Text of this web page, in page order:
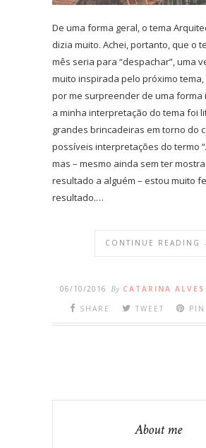
De uma forma geral, o tema
dizia muito. Achei, portanto, que o
mês seria para “despachar”, uma
muito inspirada pelo próximo tema,
por me surpreender de uma forma
a minha interpretação do tema foi
grandes brincadeiras em torno do
possíveis interpretações do termo
mas – mesmo ainda sem ter
resultado a alguém – estou muito
resultado.…
CONTINUE READING
06/10/2016 By CATARINA
SHARE
TWEET
About me